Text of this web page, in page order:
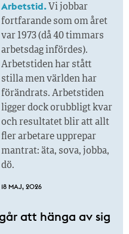
Arbetstid. Vi jobbar
fortfarande som om året
var 1973 (då 40 timmars
arbetsdag infördes).
Arbetstiden har stått
stilla men världen har
förändrats. Arbetstiden
ligger dock orubbligt kvar
och resultatet blir att allt
fler arbetare upprepar
mantrat: äta, sova, jobba,
dö.
18 MAJ, 2026
att hänga av sig